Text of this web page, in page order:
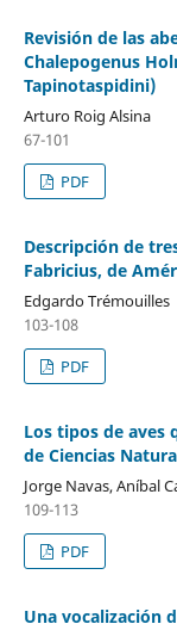
Revisión de las
Chalepogenus
Tapinotaspidini)
Arturo Roig Alsina
67-101
PDF
Descripción de
Fabricius, de
Edgardo Trémouilles
103-108
PDF
Los tipos de aves
de Ciencias
Jorge Navas, Aníbal
109-113
PDF
Una vocalización